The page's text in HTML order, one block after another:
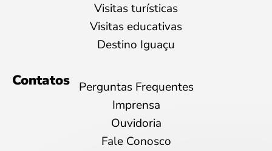
Visitas turísticas
Visitas educativas
Destino Iguaçu
Contatos
Perguntas Frequentes
Imprensa
Ouvidoria
Fale Conosco